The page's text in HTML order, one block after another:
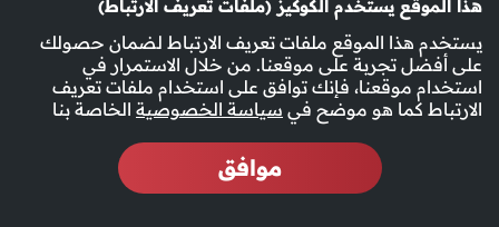
هذا الموقع يستخدم الكوكيز (ملفات تعريف الارتباط)
يستخدم هذا الموقع ملفات تعريف الارتباط لضمان حصولك
على أفضل تجربة على موقعنا. من خلال الاستمرار في
استخدام موقعنا، فإنك توافق على استخدام ملفات تعريف
الارتباط كما هو موضح في سياسة الخصوصية الخاصة بنا
موافق